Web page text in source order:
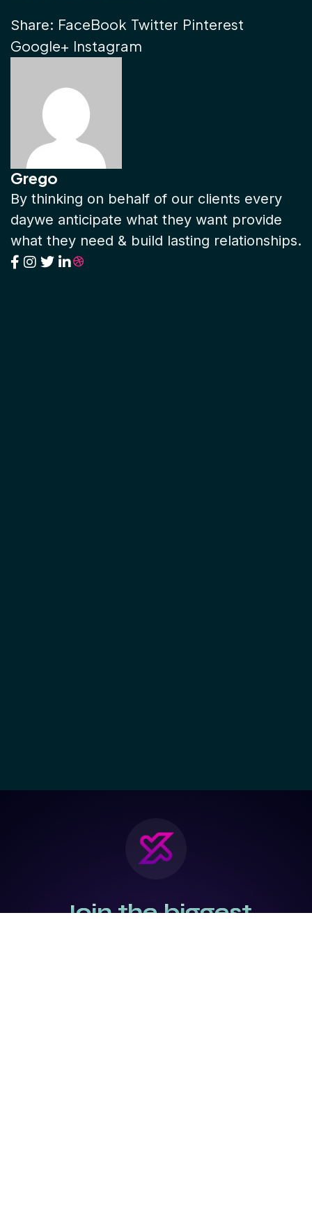
Share: FaceBook Twitter Pinterest
Google+ Instagram
Grego
By thinking on behalf of our clients every
daywe anticipate what they want provide
what they need & build lasting relationships.
Join the biggest